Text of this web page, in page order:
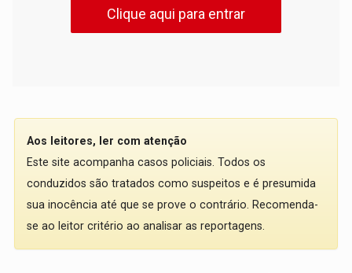
Clique aqui para entrar
Aos leitores, ler com atenção
Este site acompanha casos policiais. Todos os
conduzidos são tratados como suspeitos e é presumida
sua inocência até que se prove o contrário. Recomenda-
se ao leitor critério ao analisar as reportagens.